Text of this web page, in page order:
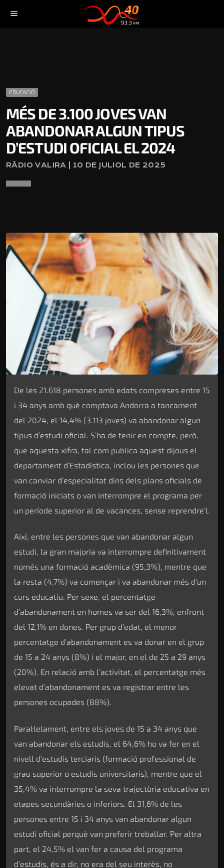
menu
EDUCACIÓ
MÉS DE 3.100 JOVES VAN
ABANDONAR ALGUN TIPUS
D’ESTUDI OFICIAL EL 2024
RÀDIO VALIRA | 10 DE JULIOL DE 2025
De les 21.618 persones amb edats compreses entre 15
i 34 anys amb què comptava Andorra a tancament
del 2024, el 14,4% (3.113 joves) va abandonar algun
tipus d’estudi oficial. S’ha de tenir en compte, però,
que aquesta xifra, tal com publica aquest dijous el
departament d’Estadística, inclou les persones que
van canviar d’especialitat dins dels plans oficials de
formació iniciats o van interrompre el programa per
un període superior al de vacances, sense reprendre’l.
Així, entre les persones que van abandonar algun
estudi, la gran majoria va interrompre definitivament
només una formació acadèmica (95,3%), mentre que
la resta (4,7%) va començar i va abandonar més d’un
curs educatiu. Per sexe, el percentatge
d’abandonament en homes va ser del 16,3%, enfront
del 12,1% en dones. Per grup d’edat, el menor
percentatge d’abandonament es va donar en el grup
de 15 a 24 anys (8%) i el major, en el de 25 a 29 anys
(20%). En relació amb l’activitat, el percentatge més
elevat d’abandonament es va registrar entre les
persones ocupades (88%).
Paral·lelament, entre els joves de 15 a 34 anys que
van abandonar els estudis, el 64,6% ho va fer en el
nivell d’estudis terciaris (formació professional de
grau superior o estudis universitaris), mentre que el
35,4% va interrompre la seva trajectòria educativa en
etapes secundàries o inferiors. El 31,6% de les
persones entre 15 i 34 anys van abandonar algun
estudi oficial perquè van preferir treballar. Per altra
part, el 24,5% el van fer a causa del programa
d’estudis, és a dir, no era del seu interès, no